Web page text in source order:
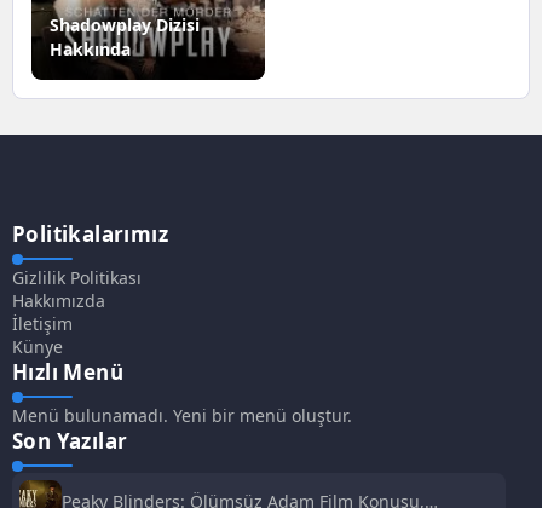
Shadowplay Dizisi
Hakkında
Politikalarımız
Gizlilik Politikası
Hakkımızda
İletişim
Künye
Hızlı Menü
Menü bulunamadı. Yeni bir menü oluştur.
Son Yazılar
Peaky Blinders: Ölümsüz Adam Film Konusu,